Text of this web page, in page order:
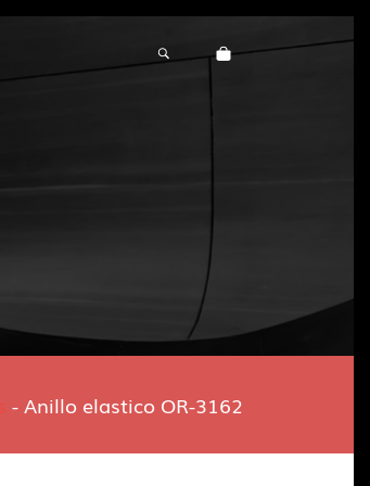
- Anillo elastico OR-3162